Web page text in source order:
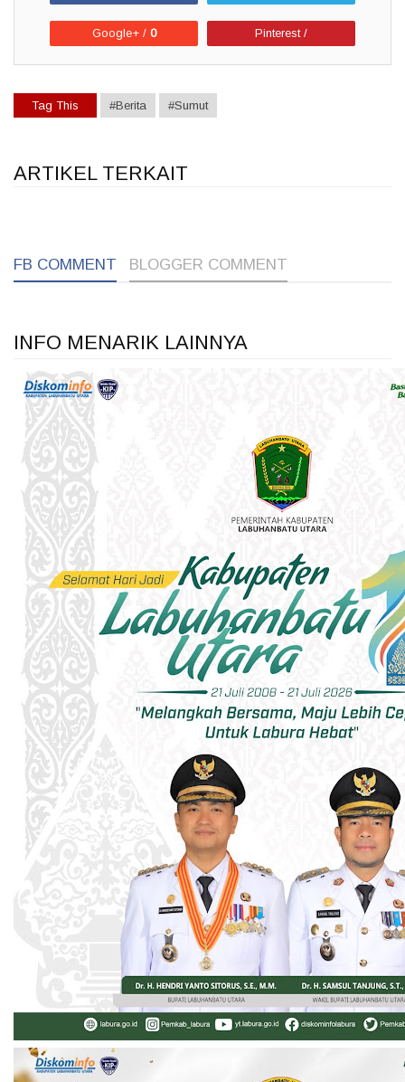
Google+ / 0 Pinterest /
Tag This #Berita #Sumut
ARTIKEL TERKAIT
FB COMMENT BLOGGER COMMENT
INFO MENARIK LAINNYA